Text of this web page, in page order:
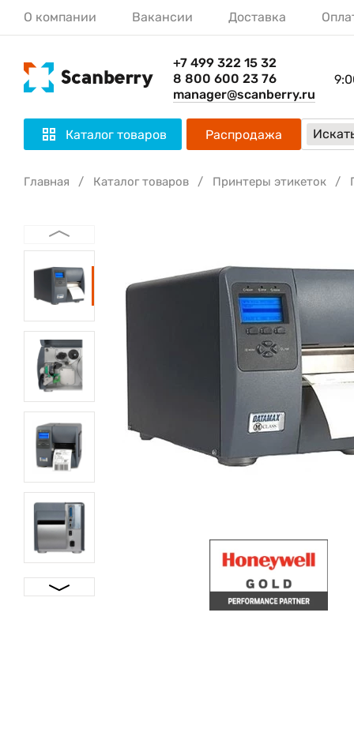
О компании Вакансии Доставка
+7 499 322 15 32
8 800 600 23 76
manager@scanberry.ru
Каталог товаров Распродажа
Главная Каталог товаров Принтеры этикеток